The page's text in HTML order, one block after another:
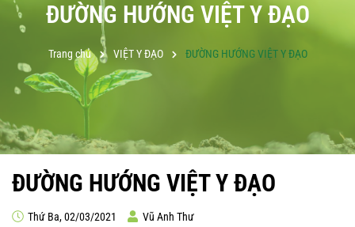
ĐƯỜNG HƯỚNG VIỆT Y ĐẠO
Trang chủ VIỆT Y ĐẠO ĐƯỜNG HƯỚNG VIỆT Y ĐẠO
ĐƯỜNG HƯỚNG VIỆT Y ĐẠO
Thứ Ba, 02/03/2021 Vũ Anh Thư